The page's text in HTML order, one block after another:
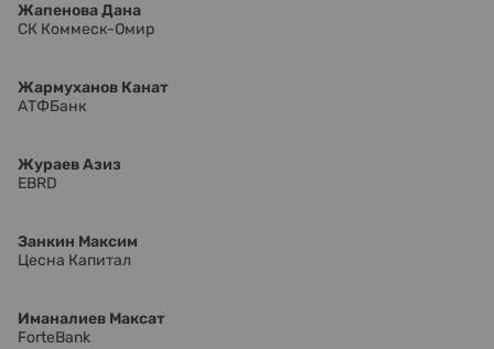
Жапенова Дана
СК Коммеск-Омир
Жармуханов Канат
АТФБанк
Жураев Азиз
EBRD
Занкин Максим
Цесна Капитал
Иманалиев Максат
ForteBank